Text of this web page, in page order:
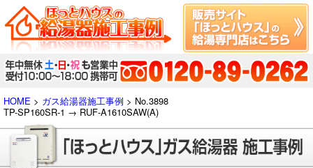
HOME > ガス給湯器施工事例 > No.3898
TP-SP160SR-1 → RUF-A1610SAW(A)